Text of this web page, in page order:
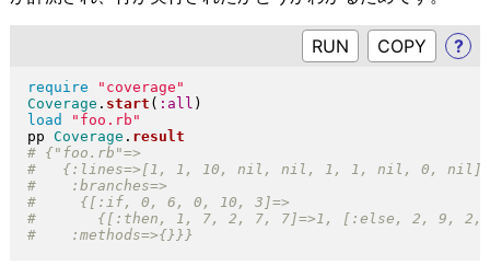
RUN ?
require " coverage "
Coverage . start ( :all )
load
" foo.rb "
pp Coverage . result